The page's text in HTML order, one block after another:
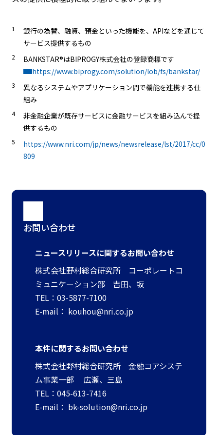
1
銀行の為替、融資、預金といった機能を、APIなどを通じて
サービス提供するもの
2
BANKSTAR®はBIPROGY株式会社の登録商標です
https://www.biprogy.com/solution/lob/fs/bankstar/
3
異なるシステムやアプリケーション間で機能を連携する仕
組み
4
非金融企業が既存サービスに金融サービスを組み込んで提
供するもの
5
https://www.nri.com/jp/news/newsrelease/lst/2017/cc/0
809
お問い合わせ
ニュースリリースに関するお問い合わせ
株式会社野村総合研究所 コーポレートコ
ミュニケーション部 吉田、坂
TEL：03-5877-7100
E-mail： kouhou@nri.co.jp
本件に関するお問い合わせ
株式会社野村総合研究所 金融コアシステ
ム事業一部 広瀬、三島
TEL：045-613-7416
E-mail： bk-solution@nri.co.jp